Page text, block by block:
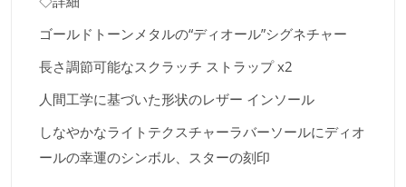
ゴールドトーンメタルの“ディオール”シグネチャー
長さ調節可能なスクラッチ ストラップ x2
人間工学に基づいた形状のレザー インソール
しなやかなライトテクスチャーラバーソールにディオ
ールの幸運のシンボル、スターの刻印